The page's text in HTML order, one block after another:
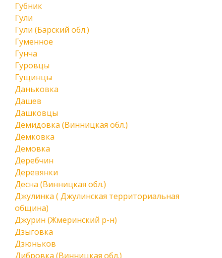
Губник
Гули
Гули (Барский обл.)
Гуменное
Гунча
Гуровцы
Гущинцы
Даньковка
Дашев
Дашковцы
Демидовка (Винницкая обл.)
Демковка
Демовка
Деребчин
Деревянки
Десна (Винницкая обл.)
Джулинка ( Джулинская территориальная
община)
Джурин (Жмеринский р-н)
Дзыговка
Дзюньков
Дибровка (Винницкая обл.)